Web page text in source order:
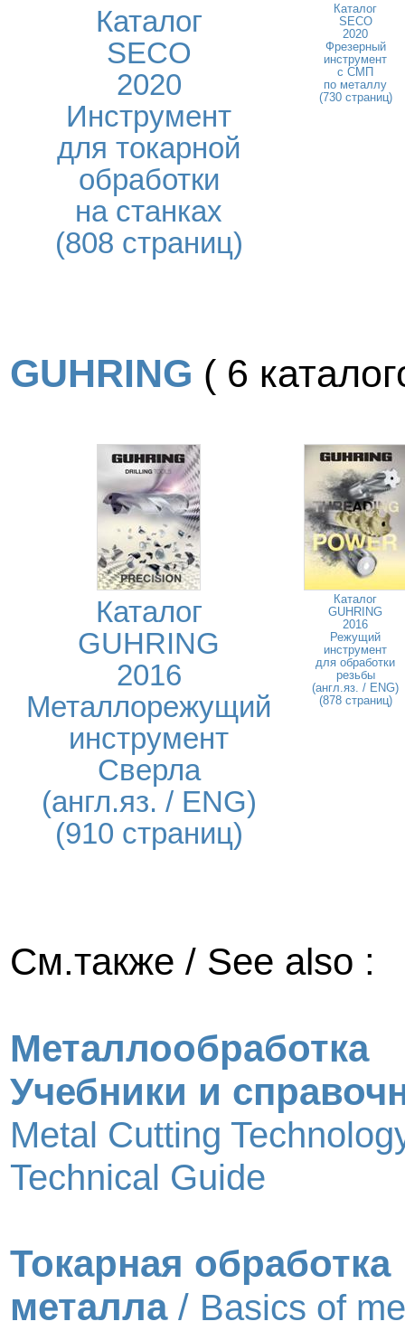
Каталог
SECO
2020
Инструмент
для токарной
обработки
на станках
(808 страниц)
Каталог
SECO
2020
Фрезерный
инструмент
с СМП
по металлу
(730 страниц)
GUHRING ( 6
Каталог
GUHRING
2016
Металлорежущий
инструмент
Сверла
(англ.яз. / ENG)
(910 страниц)
Каталог
GUHRING
2016
Режущий
инструмент
для обработки
резьбы
(англ.яз. / ENG)
(878 страниц)
См.также / See also :
Металлообработка
Учебники и
Metal Cutting
Technical Guide
Токарная обработка
металла/ Basics of